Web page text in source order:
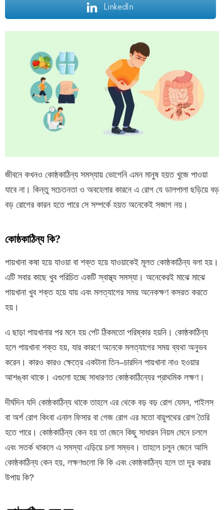
LinkedIn
জীবনে কখনও কোষ্ঠকাঠিন্য সমস্যায় ভোগেনি এমন মানুষ হয়ত খুজে পাওয়া
যাবে না। কিন্তু সচেতনতা ও অবহেলার কারনে এ রোগ যে ডালপালা ছড়িয়ে বড়
বড় রোগের কারন হতে পারে সে সম্পর্কে হয়ত অনেকেই সজাগ নয়।
কোষ্ঠকাঠিন্য কি?
পায়খানা কষা হয়ে যাওয়া বা শক্ত হয়ে যাওয়াকেই মূলত কোষ্ঠকাঠিন্য বলা হয়।
এটি সবার কাছে খুব পরিচিত একটি স্বাস্থ্য সমস্যা। অনেকেরই মাঝে মাঝে
পায়খানা খুব শক্ত হয়ে যায় এবং মলত্যাগের সময় অনেকক্ষণ কসরত করতে
হয়।
এ ছাড়া পায়খানার পর মনে হয় পেট ঠিকমতো পরিষ্কার হয়নি। কোষ্ঠকাঠিন্য
হলে পায়খানা শক্ত হয়, যার কারণে অনেকে মলত্যাগের সময় ব্যথা অনুভব
করেন। কারও কারও ক্ষেত্রে একটানা তিন–চারদিন পায়খানা নাও হওয়ার
আশঙ্কা থাকে। এগুলো হচ্ছে সাধারণত কোষ্ঠকাঠিন্যের প্রাথমিক লক্ষণ।
দীর্ঘদিন যদি কোষ্ঠকাঠিন্য থাকে তাহলে এর থেকে বড় বড় রোগ যেমন, পাইলস
বা অর্শ রোগ কিংবা এনাল ফিসার বা গেজ রোগ এর মতো বায়ুপথের রোগ তৈরি
হতে পারে। কোষ্ঠকাঠিন্য কেন হয় তা জেনে কিছু সাধারন নিয়ম মেনে চললে
এবং সতর্ক থাকলে এ সমস্যা এড়িয়ে চলা সম্ভব। তাহলে চলুন জেনে আসি
কোষ্ঠকাঠিন্য কেন হয়, লক্ষণগুলো কি কি এবং কোষ্ঠকাঠিন্য হলে তা দূর করার
উপায় কি?